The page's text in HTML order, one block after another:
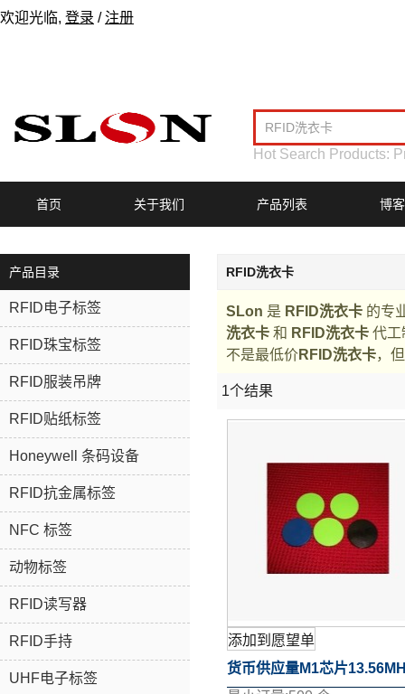
欢迎光临, 登录 / 注册
Hot Search Products:
首页 关于我们 产品列表 博客
产品目录
RFID电子标签
RFID珠宝标签
RFID服装吊牌
RFID贴纸标签
Honeywell 条码设备
RFID抗金属标签
NFC 标签
动物标签
RFID读写器
RFID手持
UHF电子标签
RFID洗衣卡
SLon 是 RFID洗衣卡 的专
洗衣卡 和 RFID洗衣卡 代工
不是最低价RFID洗衣卡，
1个结果
添加到愿望单
货币供应量M1芯片